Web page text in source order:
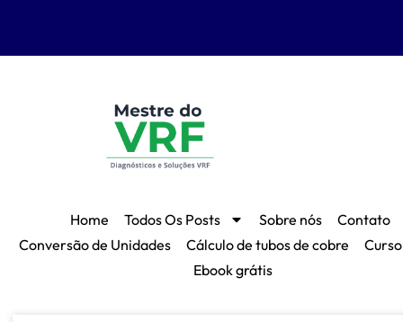
Home Todos Os Posts Sobre nós
Contato
Conversão de Unidades
Cálculo de tubos de cobre
Ebook grátis